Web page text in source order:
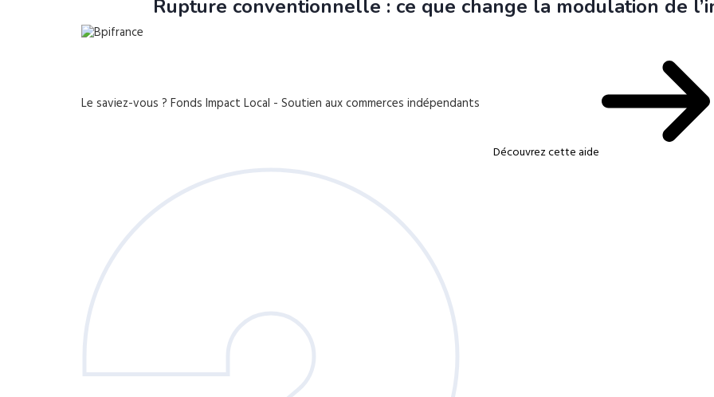
Rupture conventionnelle : ce que change la modulation de
Le saviez-vous ? Fonds Impact Local - Soutien aux commerces indépendants
Découvrez cette aide